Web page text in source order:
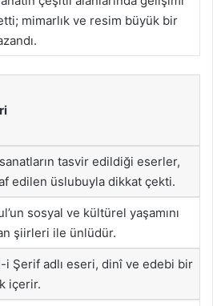
mimarlık ve resim büyük bir
tasvir edildiği eserler,
edilen üslubuyla dikkat çekti.
sosyal ve kültürel yaşamını
şiirleri ile ünlüdür.
i Şerif adlı eseri, dinî ve edebi bir
içerir.